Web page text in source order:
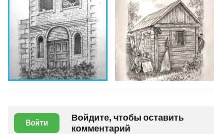
Войти
Войдите, чтобы оставить
комментарий